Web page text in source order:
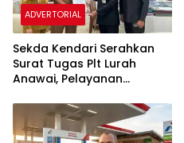
ADVERTORIAL
Sekda Kendari Serahkan
Surat Tugas Plt Lurah
Anawai, Pelayanan
Tetap Berjalan